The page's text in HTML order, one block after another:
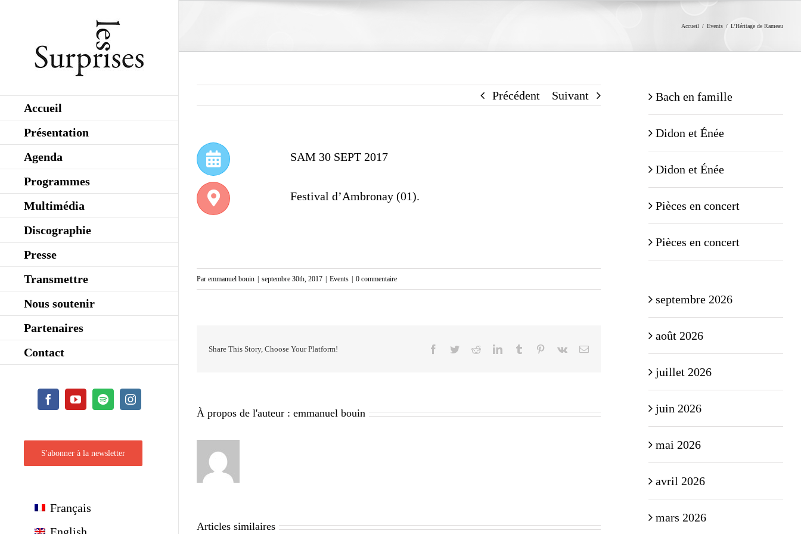
Accueil
Présentation
Agenda
Programmes
Multimédia
Discographie
Presse
Transmettre
Nous soutenir
Partenaires
Contact
FacebookYouTubeSpotifyInstagram
S'abonner à la newsletter
Français
Accueil / Events / L’Héritage de Rameau
Précédent Suivant
SAM 30 SEPT 2017
Festival d’Ambronay (01).
Par emmanuel bouin septembre 30th, 2017 Events 0 commentaire
Share This Story, Choose Your Platform! Facebook
TwitterRedditLinkedInTumblr Pinterest
Vk Email
À propos de l'auteur : emmanuel bouin
Articles similaires
Bach en famille
Didon et Énée
Didon et Énée
Pièces en concert
Pièces en concert
septembre 2026
août 2026
juillet 2026
juin 2026
mai 2026
avril 2026
mars 2026